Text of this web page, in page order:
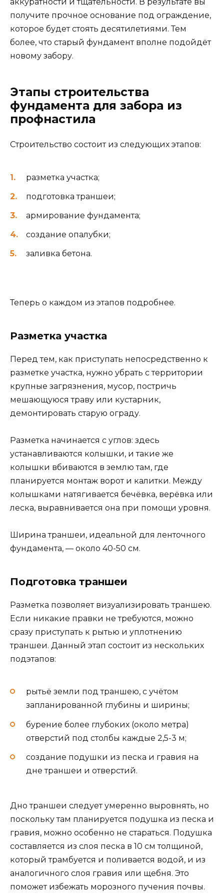
получите прочное основание под ограждение,
которое будет стоять десятилетиями. Тем
более, что старый фундамент вполне подойдёт
новому забору.
Этапы строительства
фундамента для забора из
профнастила
Строительство состоит из следующих этапов:
разметка участка;
подготовка траншеи;
армирование фундамента;
создание опалубки;
заливка бетона.
Теперь о каждом из этапов подробнее.
Разметка участка
Перед тем, как приступать непосредственно к
разметке участка, нужно убрать с территории
крупные загрязнения, мусор, постричь
мешающуюся траву или кустарник,
демонтировать старую ограду.
Разметка начинается с углов: здесь
устанавливаются колышки, и такие же
колышки вбиваются в землю там, где
планируется монтаж ворот и калитки. Между
колышками натягивается бечёвка, верёвка или
леска, выравнивается она при помощи уровня.
Ширина траншеи, идеальной для ленточного
фундамента, — около 40-50 см.
Подготовка траншеи
Разметка позволяет визуализировать траншею.
Если никакие правки не требуются, можно
сразу приступать к рытью и уплотнению
траншеи. Данный этап состоит из нескольких
подэтапов:
рытьё земли под траншею, с учётом
запланированной глубины и ширины;
бурение более глубоких (около метра)
отверстий под столбы каждые 2,5-3 м;
создание подушки из песка и гравия на
дне траншеи и отверстий.
Дно траншеи следует умеренно выровнять, но
поскольку там планируется подушка из песка и
гравия, можно особенно не стараться. Подушка
составляется из слоя песка в 10 см толщиной,
который трамбуется и поливается водой, и из
аналогичного слоя гравия или щебня. Это
поможет избежать морозного пучения почвы.